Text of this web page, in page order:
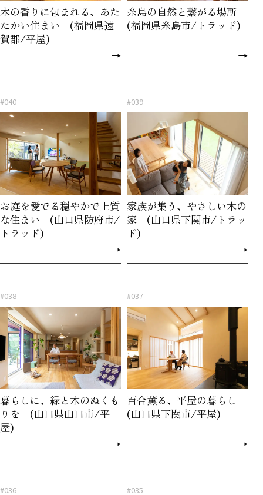
木の香りに包まれる、あた
たかい住まい (福岡県遠
賀郡/平屋)
→
糸島の自然と繋がる場所
(福岡県糸島市/トラッド)
→
#040
お庭を愛でる穏やかで上質
な住まい (山口県防府市/
トラッド)
→
#039
家族が集う、やさしい木の
家 (山口県下関市/トラッ
ド)
→
#038
暮らしに、緑と木のぬくも
りを (山口県山口市/平
屋)
→
#037
百合薫る、平屋の暮らし
(山口県下関市/平屋)
→
#036 #035